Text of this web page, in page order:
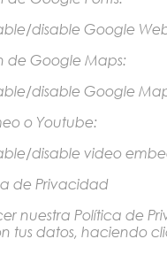
disable Google
de Google Maps:
disable Google
o Youtube:
disable video
de Privacidad
nuestra Política de
tus datos, haciendo